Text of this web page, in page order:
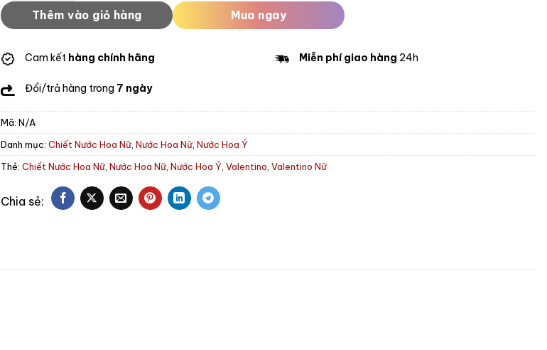
Thêm vào giỏ hàng Mua ngay
Cam kết hàng chính hãng Miễn phí giao hàng 24h
Đổi/trả hàng trong 7 ngày
Mã:N/A
Danh mục:Chiết Nước Hoa Nữ,Nước Hoa Nữ,Nước Hoa Ý
Thẻ:Chiết Nước Hoa Nữ,Nước Hoa Nữ,Nước Hoa Ý,Valentino,Valentino Nữ